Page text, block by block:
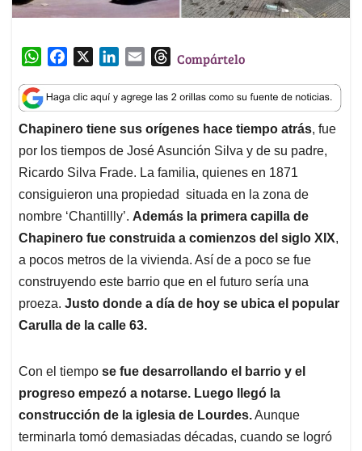
W
a
t
s
A
p
p
c
e
b
o
o
k
n
k
e
d
I
n
a
i
l
T
r
e
a
d
s
Compártelo
Chapinero tiene sus orígenes hace tiempo atrás, fue
por los tiempos de José Asunción Silva y de su padre,
Ricardo Silva Frade. La familia, quienes en 1871
consiguieron una propiedad situada en la zona de
nombre ‘Chantillly’. Además la primera capilla de
Chapinero fue construida a comienzos del siglo XIX,
a pocos metros de la vivienda. Así de a poco se fue
construyendo este barrio que en el futuro sería una
proeza. Justo donde a día de hoy se ubica el popular
Carulla de la calle 63.
Con el tiempo se fue desarrollando el barrio y el
progreso empezó a notarse. Luego llegó la
construcción de la iglesia de Lourdes.Aunque
terminarla tomó demasiadas décadas, cuando se logró